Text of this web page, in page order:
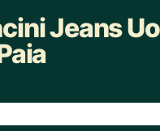
Jeans